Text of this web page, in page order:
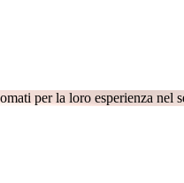
per la loro esperienza nel